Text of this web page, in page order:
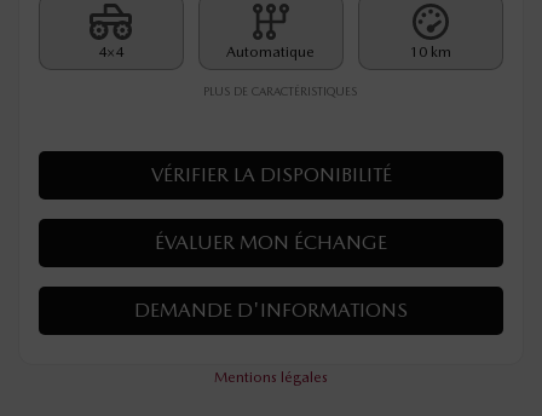
4×4 Automatique 10 km
PLUS DE CARACTÉRISTIQUES
VÉRIFIER LA DISPONIBILITÉ
ÉVALUER MON ÉCHANGE
DEMANDE D'INFORMATIONS
Mentions légales